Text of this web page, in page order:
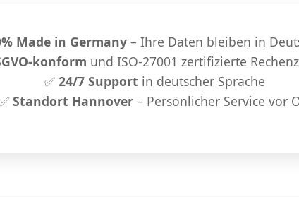
Made in Germany – Ihre Daten bleiben in
konform und ISO-27001 zertifizierte
✅ 24/7 Support in deutscher Sprache
Standort Hannover – Persönlicher Service vor